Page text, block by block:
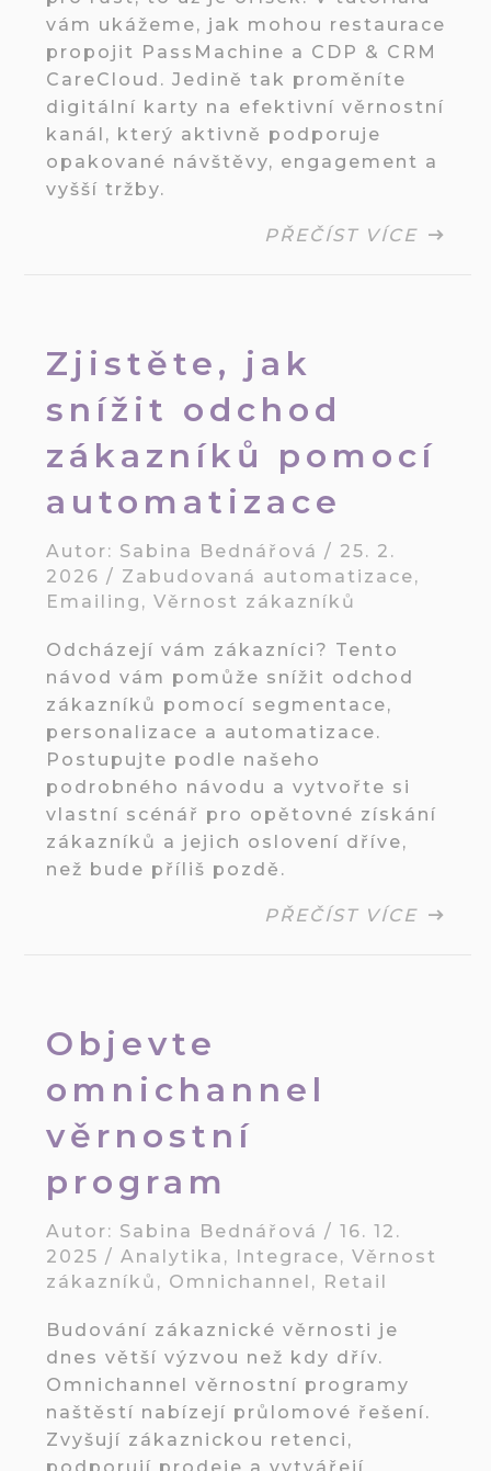
vám ukážeme, jak mohou restaurace
propojit PassMachine a CDP & CRM
CareCloud. Jedině tak proměníte
digitální karty na efektivní věrnostní
kanál, který aktivně podporuje
opakované návštěvy, engagement a
vyšší tržby.
PŘEČÍST VÍCE
Zjistěte, jak
snížit odchod
zákazníků pomocí
automatizace
Autor: Sabina Bednářová / 25. 2.
2026/ Zabudovaná automatizace,
Emailing ,Věrnost zákazníků
Odcházejí vám zákazníci? Tento
návod vám pomůže snížit odchod
zákazníků pomocí segmentace,
personalizace a automatizace.
Postupujte podle našeho
podrobného návodu a vytvořte si
vlastní scénář pro opětovné získání
zákazníků a jejich oslovení dříve,
než bude příliš pozdě.
PŘEČÍST VÍCE
Objevte
omnichannel
věrnostní
program
Autor: Sabina Bednářová /16. 12.
2025/Analytika , Integrace,Věrnost
zákazníků , Omnichannel , Retail
Budování zákaznické věrnosti je
dnes větší výzvou než kdy dřív.
Omnichannel věrnostní programy
naštěstí nabízejí průlomové řešení.
Zvyšují zákaznickou retenci,